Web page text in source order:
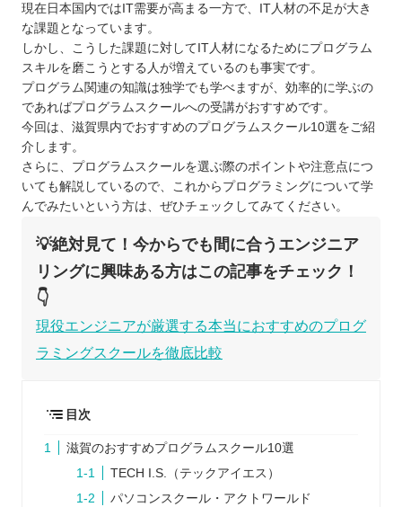
現在日本国内ではIT需要が高まる一方で、IT人材の不足が大き
な課題となっています。
しかし、こうした課題に対してIT人材になるためにプログラム
スキルを磨こうとする人が増えているのも事実です。
プログラム関連の知識は独学でも学べますが、効率的に学ぶの
であればプログラムスクールへの受講がおすすめです。
今回は、滋賀県内でおすすめのプログラムスクール10選をご紹
介します。
さらに、プログラムスクールを選ぶ際のポイントや注意点につ
いても解説しているので、これからプログラミングについて学
んでみたいという方は、ぜひチェックしてみてください。
💡絶対見て！今からでも間に合うエンジニア
リングに興味ある方はこの記事をチェック！
👇
現役エンジニアが厳選する本当におすすめのプログ
ラミングスクールを徹底比較
目次
滋賀のおすすめプログラムスクール10選
TECH I.S.（テックアイエス）
パソコンスクール・アクトワールド